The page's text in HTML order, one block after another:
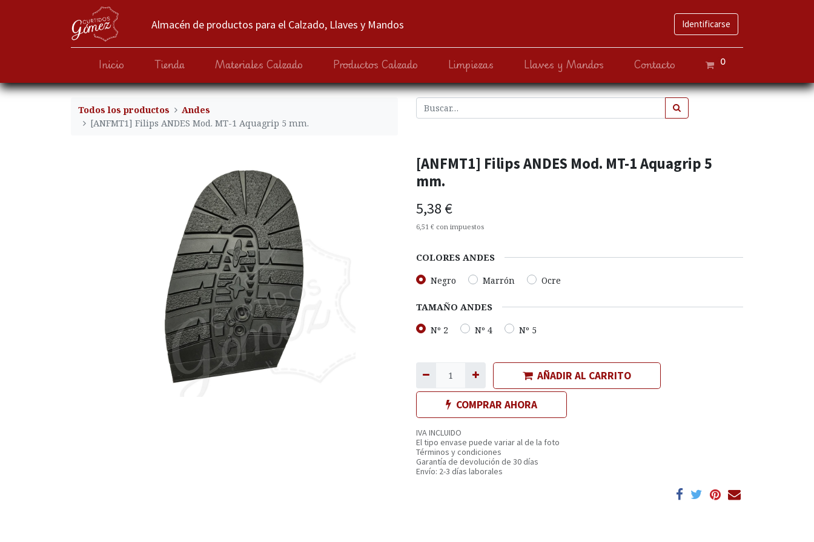
Almacén de productos para el Calzado, Llaves y Mandos Identificarse
Inicio Tienda Materiales Calzado Productos Calzado Limpiezas Llaves y Mandos Contacto 0
Todos los productos
Andes
[ANFMT1] Filips ANDES Mod. MT-1 Aquagrip 5 mm.
[ANFMT1] Filips ANDES Mod. MT-1 Aquagrip 5
mm.
5,38 €
6,51 € con impuestos
COLORES ANDES
Negro
Marrón Ocre
TAMAÑO ANDES
Nº 2
Nº 4 Nº 5
AÑADIR AL CARRITO
COMPRAR AHORA
IVA INCLUIDO
El tipo envase puede variar al de la foto
Términos y condiciones
Garantía de devolución de 30 días
Envío: 2-3 días laborales